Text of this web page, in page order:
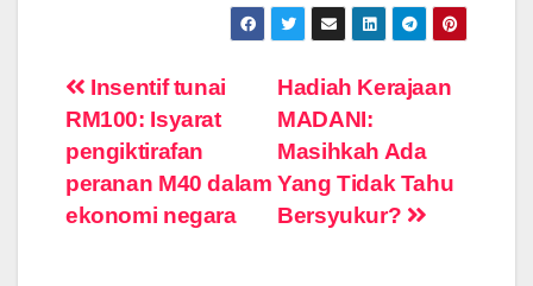
Post
navigation
Hadiah Kerajaan
MADANI:
Masihkah Ada
Yang Tidak Tahu
Bersyukur?
Insentif tunai
RM100: Isyarat
pengiktirafan
peranan M40 dalam
ekonomi negara